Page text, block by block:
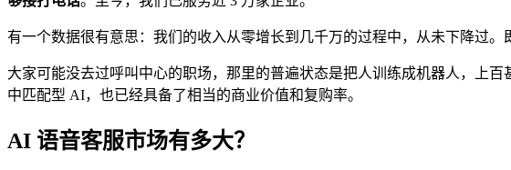
有一个数据很有意思：我们的收入从零增长到几千万的过程中，从未下降过
大家可能没去过呼叫中心的职场，那里的普遍状态是把人训练成机器人，上
中匹配型 AI，也已经具备了相当的商业价值和复购率。
AI 语音客服市场有多大？